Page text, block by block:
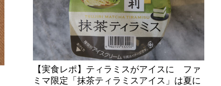
【実食レポ】ティラミスがアイスに ファ
ミマ限定「抹茶ティラミスアイス」は夏に